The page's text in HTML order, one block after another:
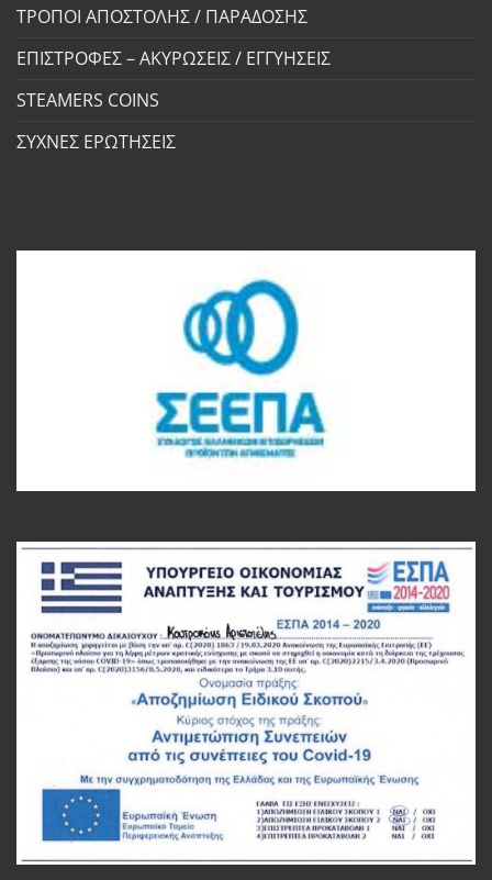
ΤΡΟΠΟΙ ΑΠΟΣΤΟΛΗΣ / ΠΑΡΑΔΟΣΗΣ
ΕΠΙΣΤΡΟΦΕΣ – ΑΚΥΡΩΣΕΙΣ / ΕΓΓΥΗΣΕΙΣ
STEAMERS COINS
ΣΥΧΝΕΣ ΕΡΩΤΗΣΕΙΣ